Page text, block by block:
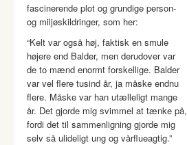
fascinerende plot og grundige person-
og miljøskildringer, som her:
“Kelt var også høj, faktisk en smule
højere end Balder, men derudover var
de to mænd enormt forskellige. Balder
var vel flere tusind år, ja måske endnu
flere. Måske var han utælleligt mange
år. Det gjorde mig svimmel at tænke på,
fordi det til sammenligning gjorde mig
selv så ulideligt ung og vårflueagtig.”